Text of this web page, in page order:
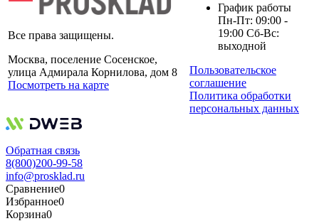
Все права защищены.
Москва, поселение Сосенское,
улица Адмирала Корнилова, дом 8
Посмотреть на карте
График работы
Пн-Пт: 09:00 -
19:00 Сб-Вс:
выходной
Пользовательское
соглашение
Политика обработки
персональных данных
Обратная связь
8(800)200-99-58
info@prosklad.ru
Сравнение0
Избранное0
Корзина0